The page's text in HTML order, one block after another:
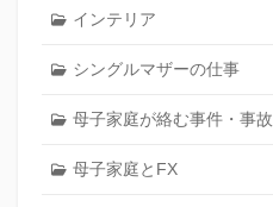
インテリア
シングルマザーの仕事
母子家庭が絡む事件・事故
母子家庭とFX